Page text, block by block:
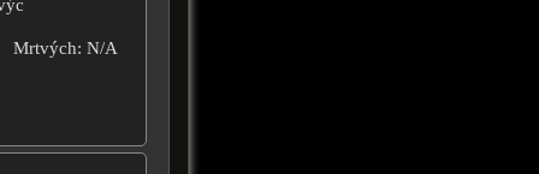
Mrtvých: N/A